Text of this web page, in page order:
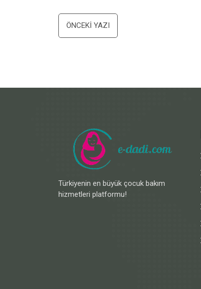
Yazı
dolaşımı
ÖNCEKI YAZI
Türkiyenin en büyük çocuk bakım
hizmetleri platformu!